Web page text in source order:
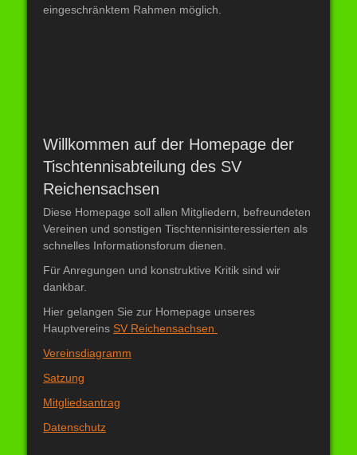
eingeschränktem Rahmen möglich.
Willkommen auf der Homepage der
Tischtennisabteilung des SV
Reichensachsen
Diese Homepage soll allen Mitgliedern, befreundeten
Vereinen und sonstigen Tischtennisinteressierten als
schnelles Informationsforum dienen.
Für Anregungen und konstruktive Kritik sind wir
dankbar.
Hier gelangen Sie zur Homepage unseres
Hauptvereins SV Reichensachsen
Vereinsdiagramm
Satzung
Mitgliedsantrag
Datenschutz